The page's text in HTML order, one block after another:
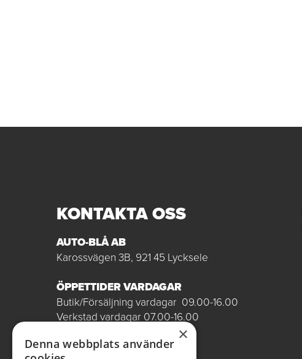
KONTAKTA OSS
AUTO-BLÅ AB
Karossvägen 3B, 921 45 Lycksele
ÖPPETTIDER VARDAGAR
Butik/Försäljning vardagar 09.00-16.00
Verkstad vardagar 07.00-16.00
×
Denna webbplats använder